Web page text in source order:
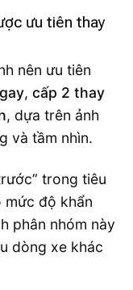
ưu tiên thay
nên ưu tiên
, cấp 2 thay
, dựa trên ảnh
và tầm nhìn.
trong tiêu
mức độ khẩn
phân nhóm này
dòng xe khác